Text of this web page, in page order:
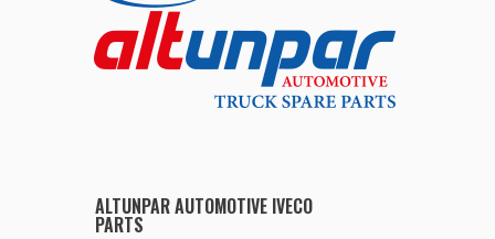
ALTUNPAR AUTOMOTIVE IVECO
PARTS